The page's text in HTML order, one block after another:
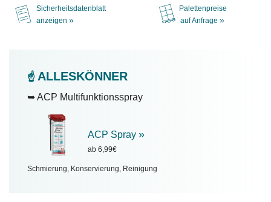
Sicherheitsdatenblatt
anzeigen »
Palettenpreise
auf Anfrage »
☝️ ALLESKÖNNER
➥ ACP Multifunktionsspray
ACP Spray »
ab 6,99€
Schmierung, Konservierung, Reinigung